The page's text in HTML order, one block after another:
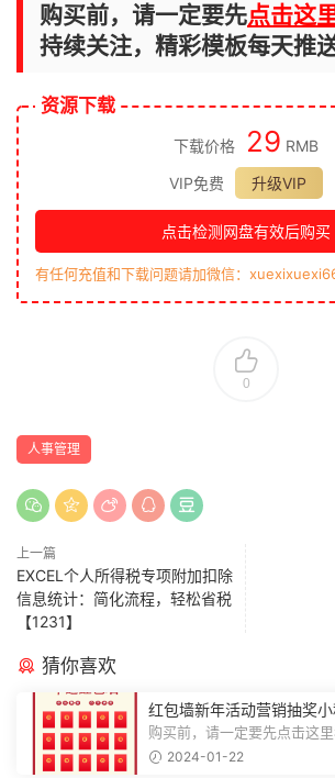
购买前，请一定要先点击这
持续关注，精彩模板每天推
资源下载
下载价格 29 RMB
VIP免费
升级VIP
点击检测网盘有效后购买
有任何充值和下载问题请加微信：
0
人事管理
上一篇
EXCEL个人所得税专项附加扣除
信息统计：简化流程，轻松省税
【1231】
猜你喜欢
红包墙新年活动营销抽奖
购买前，请一定要先点击这
注，精彩模板每天推送预览结
2024-01-22